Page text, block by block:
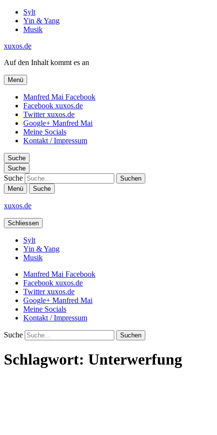
Sylt
Yin & Yang
Musik
xuxos.de
Auf den Inhalt kommt es an
Menü
Manfred Mai Facebook
Facebook xuxos.de
Twitter xuxos.de
Google+ Manfred Mai
Meine Socials
Kontakt / Impressum
Suche
Suche
Suche
Menü Suche
xuxos.de
Schliessen
Sylt
Yin & Yang
Musik
Manfred Mai Facebook
Facebook xuxos.de
Twitter xuxos.de
Google+ Manfred Mai
Meine Socials
Kontakt / Impressum
Suche
Schlagwort: Unterwerfung